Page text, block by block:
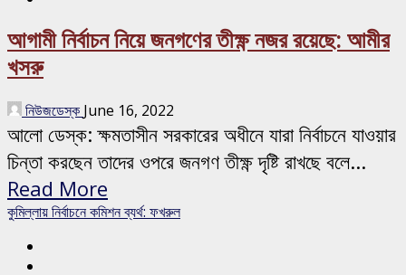
আগামী নির্বাচন নিয়ে জনগণের তীক্ষ্ণ নজর রয়েছে: আমীর
খসরু
নিউজডেস্ক June 16, 2022
আলো ডেস্ক: ক্ষমতাসীন সরকারের অধীনে যারা নির্বাচনে যাওয়ার
চিন্তা করছেন তাদের ওপরে জনগণ তীক্ষ্ণ দৃষ্টি রাখছে বলে...
Read More
কুমিল্লায় নির্বাচনে কমিশন ব্যর্থ: ফখরুল